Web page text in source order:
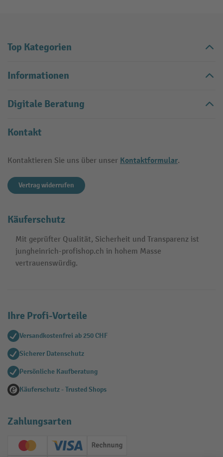
Top Kategorien
Informationen
Digitale Beratung
Kontakt
Kontaktieren Sie uns über unser Kontaktformular.
Vertrag widerrufen
Käuferschutz
Mit geprüfter Qualität, Sicherheit und Transparenz ist
jungheinrich-profishop.ch in hohem Masse
vertrauenswürdig.
Ihre Profi-Vorteile
Versandkostenfrei ab 250 CHF
Sicherer Datenschutz
Persönliche Kaufberatung
Käuferschutz - Trusted Shops
Zahlungsarten
Creditcard (Master)Creditcard (Visa)
Rechnung